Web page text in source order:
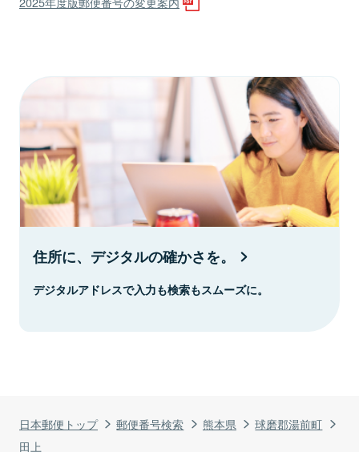
日本郵便トップ 郵便番号検索 熊本県
球磨郡湯前町
田上
住所に、デジタルの確かさを。
デジタルアドレスで入力も検索もスムーズに。